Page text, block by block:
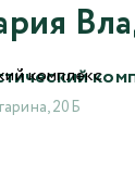
20Б